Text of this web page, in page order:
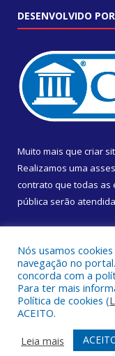
DESENVOLVIDO
Muito mais que criar
Realizamos uma
contrato que todas as
pública serão
Todos os direitos
Mapa do Site
Acessar Webmail
Nós usamos
navegação no
concorda com a
Para ter mais
Política de cookies (
ACEITO.
Leia mais